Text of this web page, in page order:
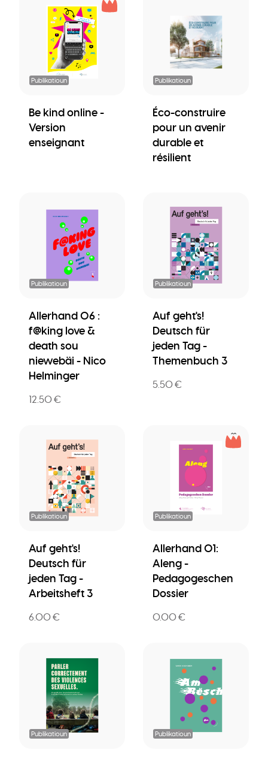
Publikatioun
Be kind online -
Version
enseignant
Publikatioun
Éco-construire
pour un avenir
durable et
résilient
Publikatioun
Allerhand 06 :
f@king love &
death sou
niewebäi - Nico
Helminger
12.50 €
Publikatioun
Auf geht's!
Deutsch für
jeden Tag -
Themenbuch 3
5.50 €
Publikatioun
Auf geht's!
Deutsch für
jeden Tag -
Arbeitsheft 3
6.00 €
Publikatioun
Allerhand 01:
Aleng -
Pedagogeschen
Dossier
0.00 €
Publikatioun Publikatioun